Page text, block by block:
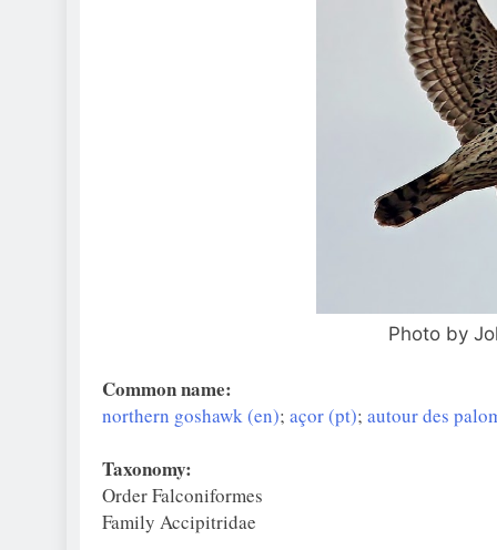
Photo by
Common name:
northern goshawk (en); açor (pt); autour des
Taxonomy:
Order Falconiformes
Family Accipitridae